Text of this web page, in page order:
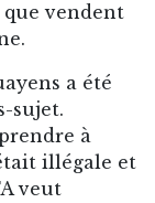
que vendent
a été
sujet.
à
illégale et
veut